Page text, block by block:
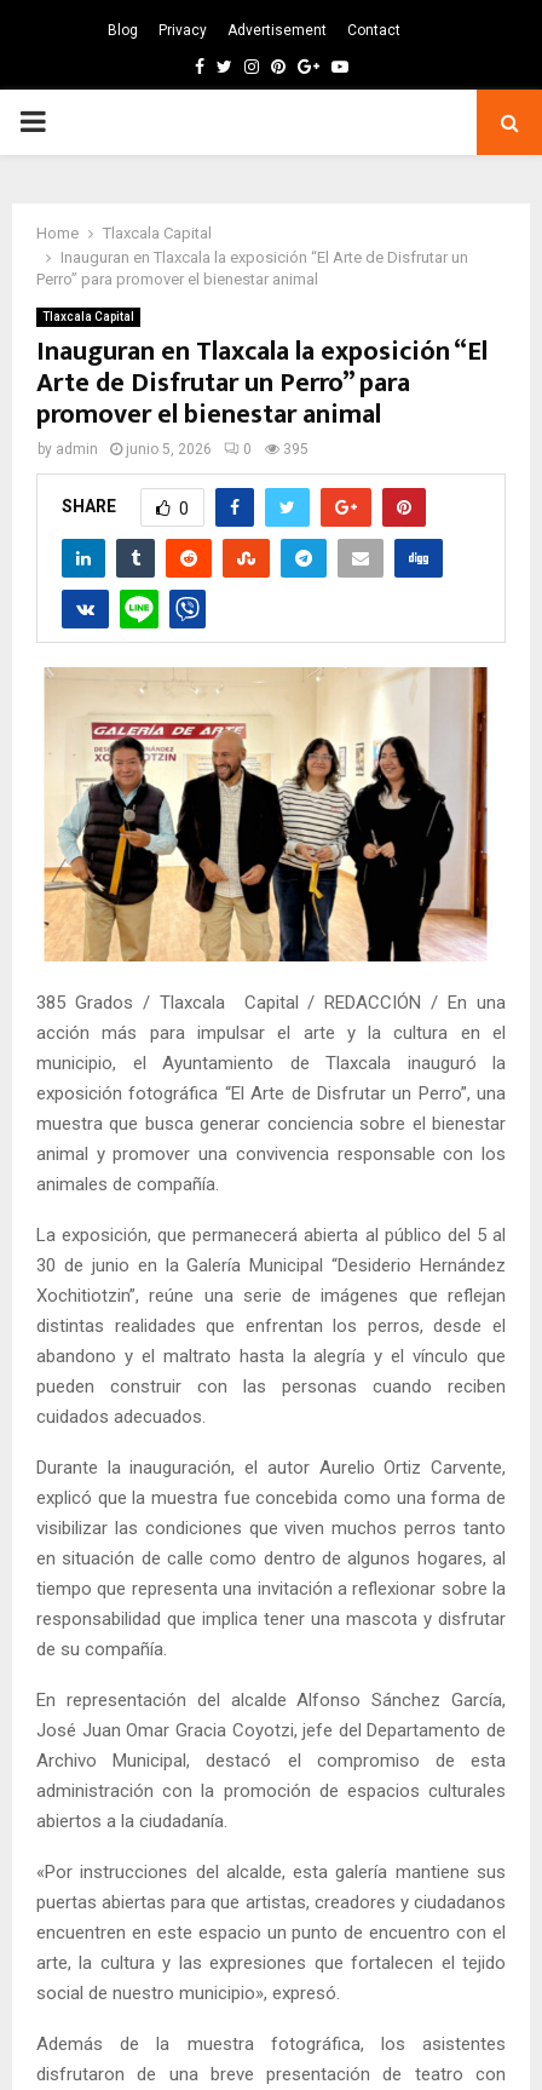
Blog Privacy Advertisement Contact
Facebook
TwitterInstagram
Pinterest
GoogleYoutube
PRIMARY
Home
Tlaxcala Capital
Inauguran en Tlaxcala la exposición “El Arte de Disfrutar un
Perro” para promover el bienestar animal
Tlaxcala Capital
Inauguran en Tlaxcala la exposición “El
Arte de Disfrutar un Perro” para
promover el bienestar animal
by admin junio 5, 2026 0 395
SHARE 0
385 Grados / Tlaxcala Capital / REDACCIÓN / En una
acción más para impulsar el arte y la cultura en el
municipio, el Ayuntamiento de Tlaxcala inauguró la
exposición fotográfica “El Arte de Disfrutar un Perro”, una
muestra que busca generar conciencia sobre el bienestar
animal y promover una convivencia responsable con los
animales de compañía.
La exposición, que permanecerá abierta al público del 5 al
30 de junio en la Galería Municipal “Desiderio Hernández
Xochitiotzin”, reúne una serie de imágenes que reflejan
distintas realidades que enfrentan los perros, desde el
abandono y el maltrato hasta la alegría y el vínculo que
pueden construir con las personas cuando reciben
cuidados adecuados.
Durante la inauguración, el autor Aurelio Ortiz Carvente,
explicó que la muestra fue concebida como una forma de
visibilizar las condiciones que viven muchos perros tanto
en situación de calle como dentro de algunos hogares, al
tiempo que representa una invitación a reflexionar sobre la
responsabilidad que implica tener una mascota y disfrutar
de su compañía.
En representación del alcalde Alfonso Sánchez García,
José Juan Omar Gracia Coyotzi, jefe del Departamento de
Archivo Municipal, destacó el compromiso de esta
administración con la promoción de espacios culturales
abiertos a la ciudadanía.
«Por instrucciones del alcalde, esta galería mantiene sus
puertas abiertas para que artistas, creadores y ciudadanos
encuentren en este espacio un punto de encuentro con el
arte, la cultura y las expresiones que fortalecen el tejido
social de nuestro municipio», expresó.
Además de la muestra fotográfica, los asistentes
disfrutaron de una breve presentación de teatro con